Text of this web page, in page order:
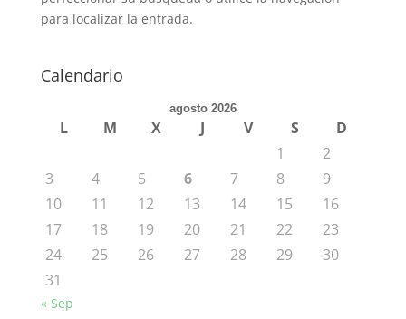
para localizar la entrada.
Calendario
agosto 2026
L M X J V S
D
1
2
3
4 5 6 7 8
9
10
11 12 13 14 15
16
17
18 19 20 21 22
23
24
25 26 27 28 29
30
31
« Sep